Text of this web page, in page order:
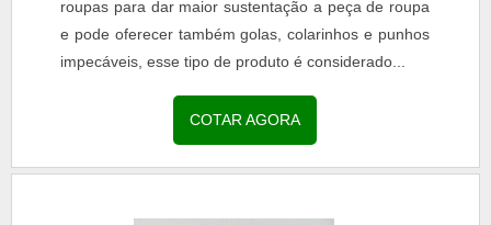
roupas para dar maior sustentação a peça de roupa
e pode oferecer também golas, colarinhos e punhos
impecáveis, esse tipo de produto é considerado...
COTAR AGORA